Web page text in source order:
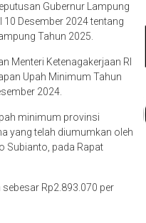
Desember 2024 tentang
Tahun 2025.
Upah Minimum Tahun
2024.
yang telah diumumkan oleh
Subianto, pada Rapat